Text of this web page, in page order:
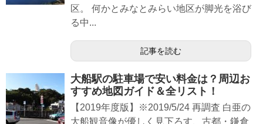
区。 何かとみなとみらい地区が脚光を浴び
る中...
記事を読む
大船駅の駐車場で安い料金は？周辺お
すすめ地図ガイド＆全リスト！
【2019年度版】※2019/5/24 再調査 白亜の
大船観音像が優しく見下ろす、古都・鎌倉